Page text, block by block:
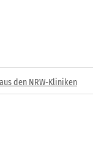
den NRW-Kliniken